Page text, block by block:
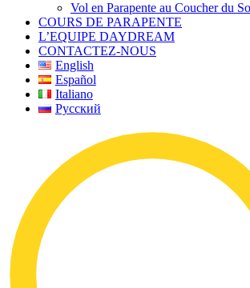
Vol en Parapente au Coucher du
COURS DE PARAPENTE
L’EQUIPE DAYDREAM
CONTACTEZ-NOUS
English
Español
Italiano
Русский